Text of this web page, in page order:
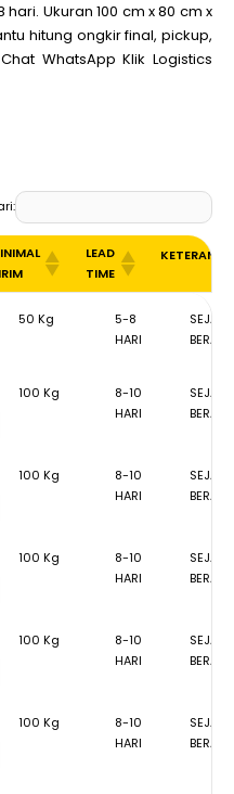
Ukuran 100 cm x 80 cm x
hitung ongkir final, pickup,
WhatsApp Klik Logistics
LEAD
TIME
KIRIM
TIME
50 Kg
5-8
HARI
SEJAK
100 Kg
8-10
HARI
SEJAK
100 Kg
8-10
HARI
SEJAK
100 Kg
8-10
HARI
SEJAK
100 Kg
8-10
HARI
SEJAK
100 Kg
8-10
HARI
SEJAK